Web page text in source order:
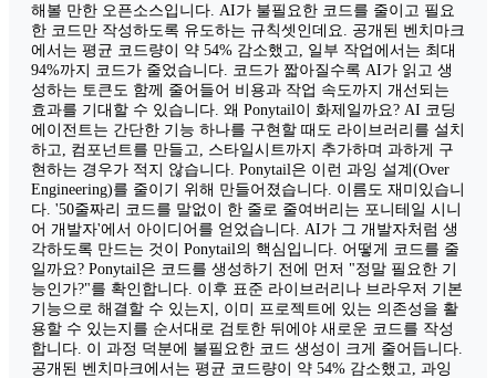
해볼 만한 오픈소스입니다. AI가 불필요한 코드를 줄이고 필요
한 코드만 작성하도록 유도하는 규칙셋인데요. 공개된 벤치마크
에서는 평균 코드량이 약 54% 감소했고, 일부 작업에서는 최대
94%까지 코드가 줄었습니다. 코드가 짧아질수록 AI가 읽고 생
성하는 토큰도 함께 줄어들어 비용과 작업 속도까지 개선되는
효과를 기대할 수 있습니다. 왜 Ponytail이 화제일까요? AI 코딩
에이전트는 간단한 기능 하나를 구현할 때도 라이브러리를 설치
하고, 컴포넌트를 만들고, 스타일시트까지 추가하며 과하게 구
현하는 경우가 적지 않습니다. Ponytail은 이런 과잉 설계(Over
Engineering)를 줄이기 위해 만들어졌습니다. 이름도 재미있습니
다. '50줄짜리 코드를 말없이 한 줄로 줄여버리는 포니테일 시니
어 개발자'에서 아이디어를 얻었습니다. AI가 그 개발자처럼 생
각하도록 만드는 것이 Ponytail의 핵심입니다. 어떻게 코드를 줄
일까요? Ponytail은 코드를 생성하기 전에 먼저 "정말 필요한 기
능인가?"를 확인합니다. 이후 표준 라이브러리나 브라우저 기본
기능으로 해결할 수 있는지, 이미 프로젝트에 있는 의존성을 활
용할 수 있는지를 순서대로 검토한 뒤에야 새로운 코드를 작성
합니다. 이 과정 덕분에 불필요한 코드 생성이 크게 줄어듭니다.
공개된 벤치마크에서는 평균 코드량이 약 54% 감소했고, 과잉